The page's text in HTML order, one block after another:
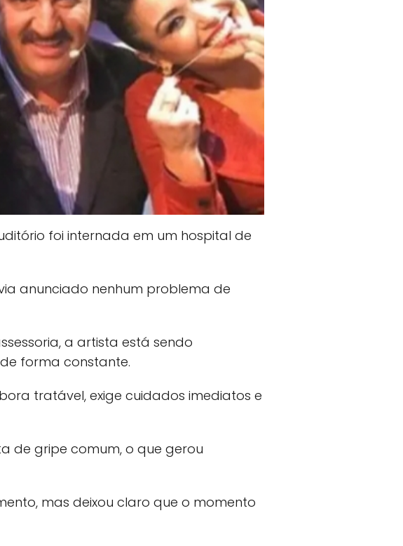
foi internada em um hospital de
anunciado nenhum problema de
a artista está sendo
forma constante.
tratável, exige cuidados imediatos e
de gripe comum, o que gerou
mas deixou claro que o momento